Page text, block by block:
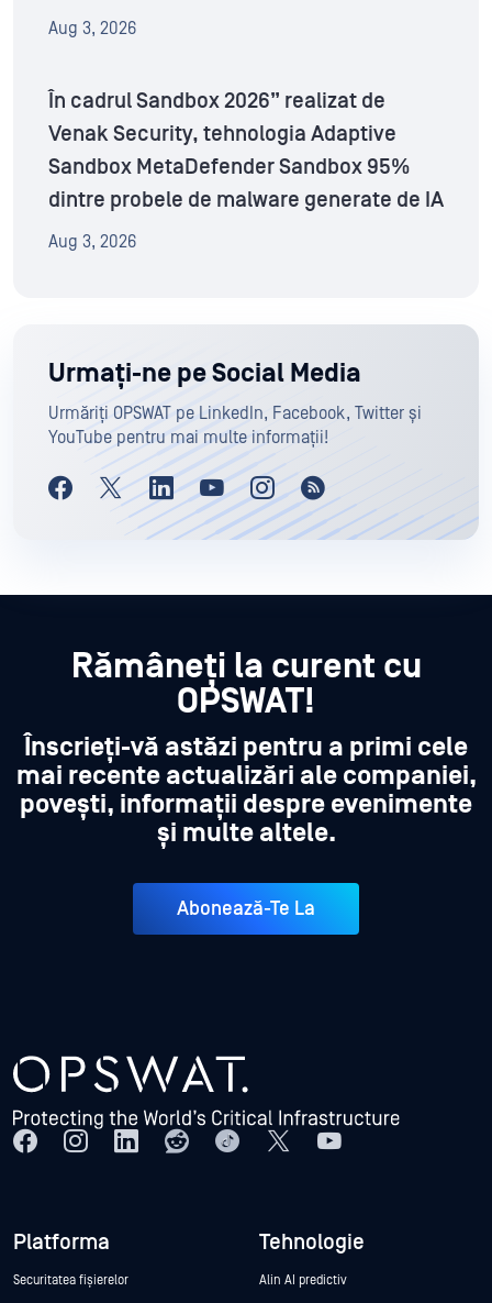
Aug 3, 2026
În cadrul Sandbox 2026” realizat de
Venak Security, tehnologia Adaptive
Sandbox MetaDefender Sandbox 95%
dintre probele de malware generate de IA
Aug 3, 2026
Urmați-ne pe Social Media
Urmăriți OPSWAT pe LinkedIn, Facebook, Twitter și
YouTube pentru mai multe informații!
Rămâneți la curent cu
OPSWAT!
Înscrieți-vă astăzi pentru a primi cele
mai recente actualizări ale companiei,
povești, informații despre evenimente
și multe altele.
Abonează-Te La
Platforma
Securitatea fișierelor
Tehnologie
Alin AI predictiv